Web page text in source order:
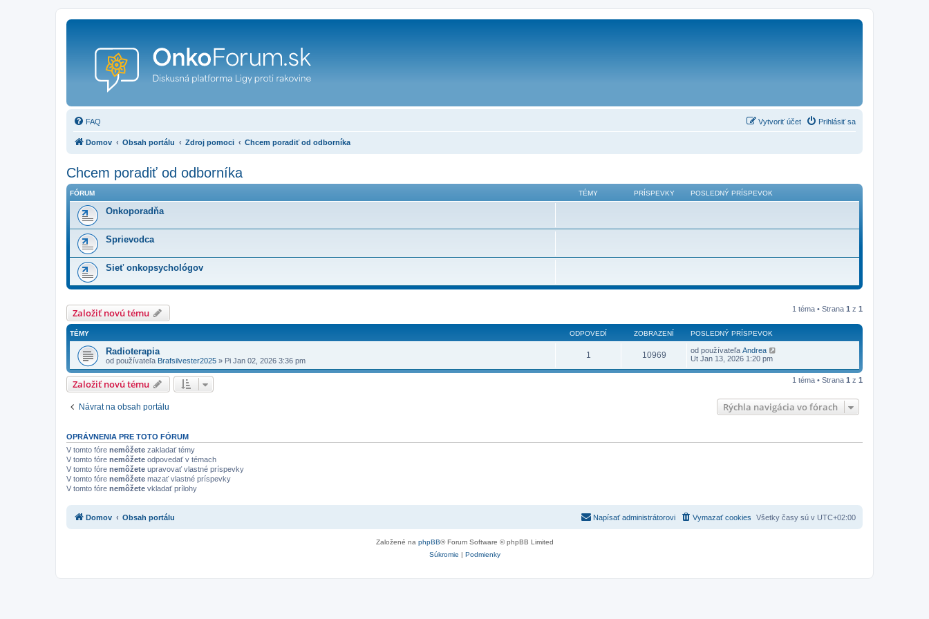
FAQ Prihlásiť sa
Vytvoriť účet
Domov Obsah portálu Zdroj pomoci Chcem poradiť od odborníka
Chcem poradiť od odborníka
FÓRUM TÉMY PRÍSPEVKY POSLEDNÝ PRÍSPEVOK
Onkoporadňa
Sprievodca
Sieť onkopsychológov
Založiť novú tému 1 téma • Strana 1 z 1
TÉMY ODPOVEDÍ ZOBRAZENÍ POSLEDNÝ PRÍSPEVOK
Radioterapia
od používateľa Brafsilvester2025 » Pi Jan 02, 2026 3:36 pm
1 10969 od používateľa Andrea
Ut Jan 13, 2026 1:20 pm
Založiť novú tému 1 téma • Strana 1 z 1
Návrat na obsah portálu Rýchla navigácia vo fórach
OPRÁVNENIA PRE TOTO FÓRUM
V tomto fóre nemôžete zakladať témy
V tomto fóre nemôžete odpovedať v témach
V tomto fóre nemôžete upravovať vlastné príspevky
V tomto fóre nemôžete mazať vlastné príspevky
V tomto fóre nemôžete vkladať prílohy
Domov Obsah portálu Všetky časy sú v UTC+02:00
Vymazať cookies
Napísať administrátorovi
Založené na phpBB® Forum Software © phpBB Limited
Súkromie | Podmienky